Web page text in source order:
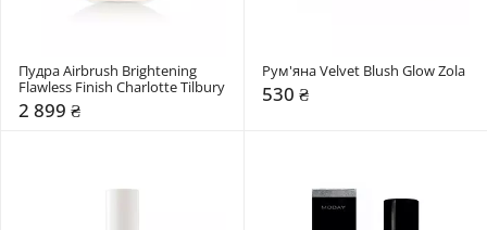
Пудра Airbrush Brightening
Flawless Finish Charlotte Tilbury
2 899 ₴
Рум'яна Velvet Blush Glow Zola
530 ₴